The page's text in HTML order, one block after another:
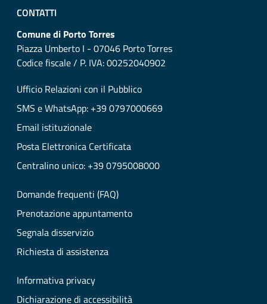
CONTATTI
Comune di Porto Torres
Piazza Umberto I - 07046 Porto Torres
Codice fiscale / P. IVA: 00252040902
Ufficio Relazioni con il Pubblico
SMS e WhatsApp: +39 0797000669
Email istituzionale
Posta Elettronica Certificata
Centralino unico: +39 0795008000
Domande frequenti (FAQ)
Prenotazione appuntamento
Segnala disservizio
Richiesta di assistenza
Informativa privacy
Dichiarazione di accessibilità